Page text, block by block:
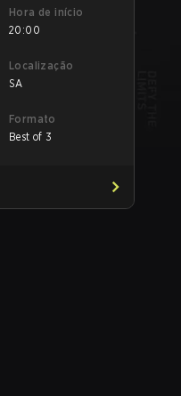
Hora de início
20:00
Localização
SA
Formato
Best of 3